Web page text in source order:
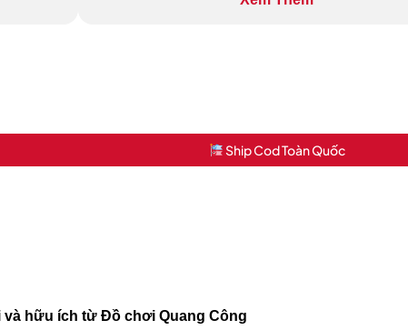
Ship Cod Toàn Quốc
và hữu ích từ Đồ chơi Quang Công